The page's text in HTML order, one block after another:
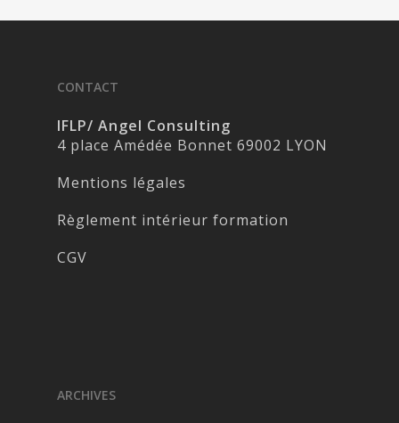
CONTACT
IFLP/ Angel Consulting
4 place Amédée Bonnet 69002 LYON
Mentions légales
Règlement intérieur formation
CGV
ARCHIVES